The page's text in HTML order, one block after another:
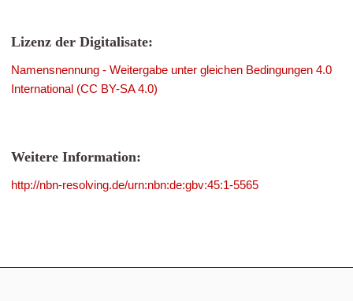
Lizenz der Digitalisate:
Namensnennung - Weitergabe unter gleichen Bedingungen 4.0
International (CC BY-SA 4.0)
Weitere Information:
http://nbn-resolving.de/urn:nbn:de:gbv:45:1-5565